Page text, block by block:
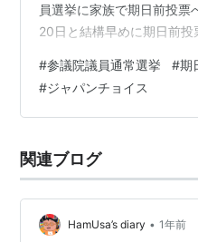
員選挙に家族で期日前投票
20日と結構早めに期日前投
ている方いらっしゃいまし
早めに期日前投票に行きま
わらないではなく、みんな
なり、テレビに向かって文
い状況は変わりません。
#参議院議員通常選挙 #期
#ジャパンチョイス
関連ブログ
HamUsa’s diary • 1年前